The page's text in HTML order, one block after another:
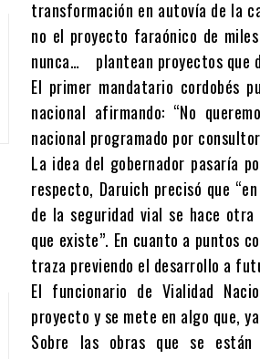
transformación en autovía de la
no el proyecto faraónico de
nunca… plantean proyectos que
El primer mandatario cordobés
nacional afirmando: “No
nacional programado por
La idea del gobernador pasaría
respecto, Daruich precisó que
de la seguridad vial se hace
que existe”. En cuanto a puntos
traza previendo el desarrollo a
El funcionario de Vialidad
proyecto y se mete en algo que,
Sobre las obras que se